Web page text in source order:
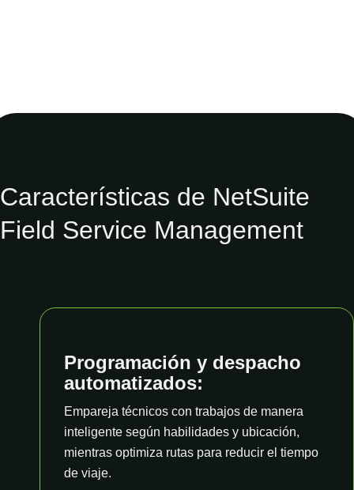
Características de NetSuite
Field Service Management
Programación y despacho
automatizados:
Empareja técnicos con trabajos de manera
inteligente según habilidades y ubicación,
mientras optimiza rutas para reducir el tiempo
de viaje.